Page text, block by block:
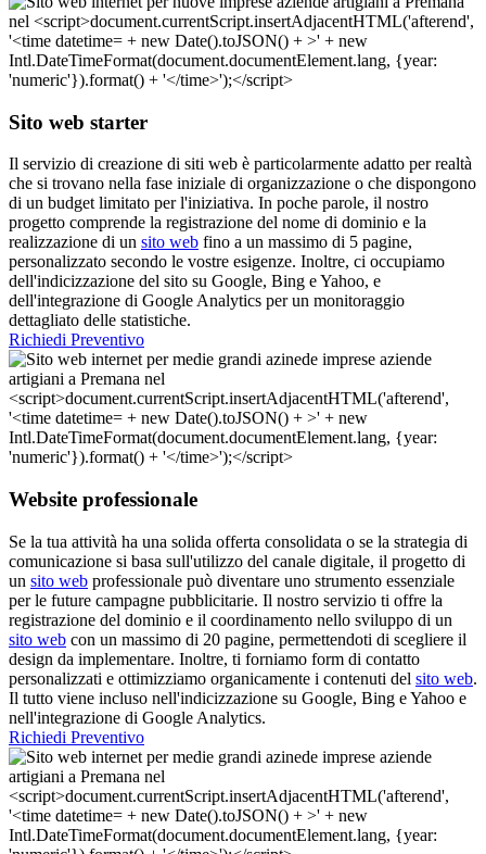
Sito web starter
Il servizio di creazione di siti web è particolarmente adatto per realtà
che si trovano nella fase iniziale di organizzazione o che dispongono
di un budget limitato per l'iniziativa. In poche parole, il nostro
progetto comprende la registrazione del nome di dominio e la
realizzazione di un sito web fino a un massimo di 5 pagine,
personalizzato secondo le vostre esigenze. Inoltre, ci occupiamo
dell'indicizzazione del sito su Google, Bing e Yahoo, e
dell'integrazione di Google Analytics per un monitoraggio
dettagliato delle statistiche.
Richiedi Preventivo
Website professionale
Se la tua attività ha una solida offerta consolidata o se la strategia di
comunicazione si basa sull'utilizzo del canale digitale, il progetto di
un sito web professionale può diventare uno strumento essenziale
per le future campagne pubblicitarie. Il nostro servizio ti offre la
registrazione del dominio e il coordinamento nello sviluppo di un
sito web con un massimo di 20 pagine, permettendoti di scegliere il
design da implementare. Inoltre, ti forniamo form di contatto
personalizzati e ottimizziamo organicamente i contenuti del sito web.
Il tutto viene incluso nell'indicizzazione su Google, Bing e Yahoo e
nell'integrazione di Google Analytics.
Richiedi Preventivo